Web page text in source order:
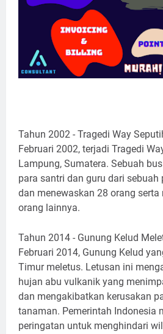
Tahun 2002 - Tragedi Way
Februari 2002, terjadi Tragedi
Lampung, Sumatera. Sebuah
para santri dan guru dari sebuah
dan menewaskan 28 orang
orang lainnya.
Tahun 2014 - Gunung Kelud
Februari 2014, Gunung Kelud
Timur meletus. Letusan ini
hujan abu vulkanik yang
dan mengakibatkan kerusakan
tanaman. Pemerintah Indonesia
peringatan untuk menghindari